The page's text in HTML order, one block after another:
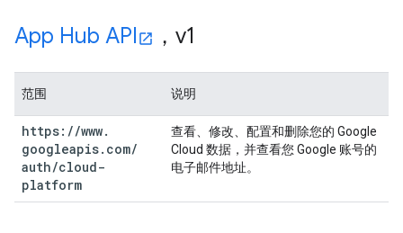
App Hub API ，v1
范围 说明
https: //www.
googleapis. com/
auth/cloud-
platform
查看、修改、配置和删除您的 Google
Cloud 数据，并查看您 Google 账号的
电子邮件地址。